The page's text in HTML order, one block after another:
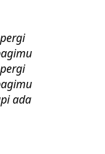
ada